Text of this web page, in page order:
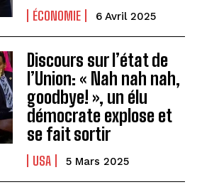
ÉCONOMIE 6 Avril 2025
Discours sur l’état de
l’Union: « Nah nah nah,
goodbye! », un élu
démocrate explose et
se fait sortir
USA 5 Mars 2025